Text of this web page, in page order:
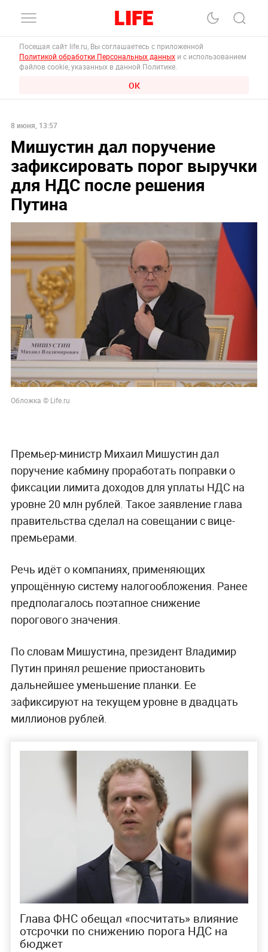
Посещая сайт life.ru, Вы соглашаетесь с приложенной
Политикой обработки Персональных данных и с использованием
файлов cookie, указанных в данной Политике.
ОК
8 июня, 13:57
Мишустин дал поручение
зафиксировать порог выручки
для НДС после решения
Путина
Обложка © Life.ru
Премьер-министр Михаил Мишустин дал
поручение кабмину проработать поправки о
фиксации лимита доходов для уплаты НДС на
уровне 20 млн рублей. Такое заявление глава
правительства сделал на совещании с вице-
премьерами.
Речь идёт о компаниях, применяющих
упрощённую систему налогообложения. Ранее
предполагалось поэтапное снижение
порогового значения.
По словам Мишустина, президент Владимир
Путин принял решение приостановить
дальнейшее уменьшение планки. Ее
зафиксируют на текущем уровне в двадцать
миллионов рублей.
Глава ФНС обещал «посчитать» влияние
отсрочки по снижению порога НДС на
бюджет